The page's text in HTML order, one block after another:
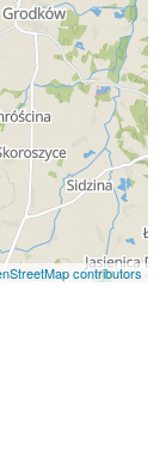
contributors